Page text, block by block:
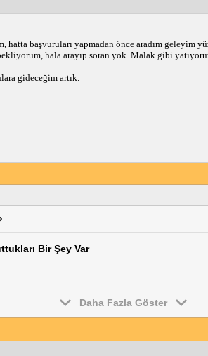
hatta başvuruları yapmadan önce aradım
hala arayıp soran yok. Malak gibi
gideceğim artık.
Bir Şey Var
Daha Fazla Göster